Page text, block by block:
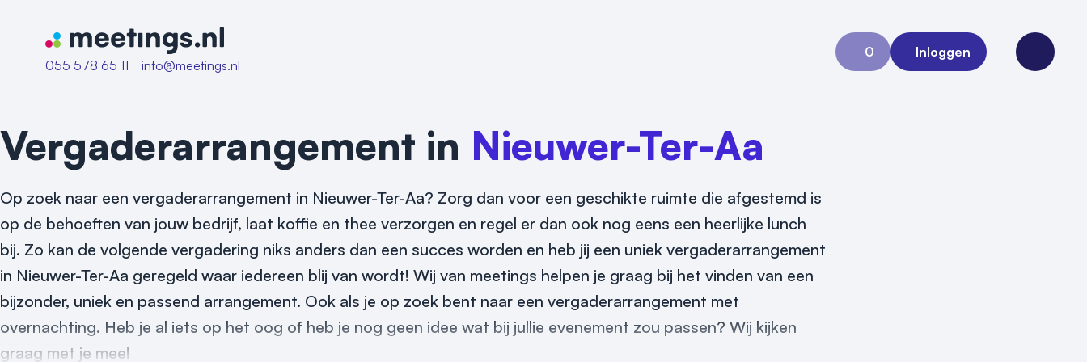
Naar home van Meetings
055 578 65 11
info@meetings.nl
0
Aanvraag 0
Inloggen
Open
Vergaderarrangement in Nieuwer-Ter-Aa
Op zoek naar een vergaderarrangement in Nieuwer-Ter-Aa? Zorg dan voor een geschikte ruimte die afgestemd is
op de behoeften van jouw bedrijf, laat koffie en thee verzorgen en regel er dan ook nog eens een heerlijke lunch
bij. Zo kan de volgende vergadering niks anders dan een succes worden en heb jij een uniek vergaderarrangement
in Nieuwer-Ter-Aa geregeld waar iedereen blij van wordt! Wij van meetings helpen je graag bij het vinden van een
bijzonder, uniek en passend arrangement. Ook als je op zoek bent naar een vergaderarrangement met
overnachting. Heb je al iets op het oog of heb je nog geen idee wat bij jullie evenement zou passen? Wij kijken
graag met je mee!